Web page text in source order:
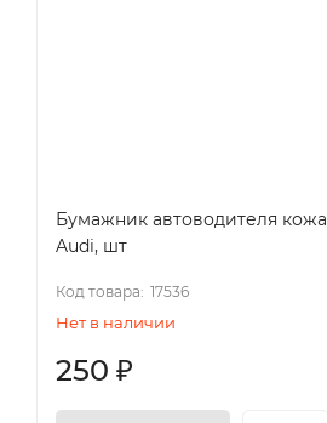
Бумажник автоводителя кожа
Audi, шт
Код товара: 17536
Нет в наличии
250 ₽